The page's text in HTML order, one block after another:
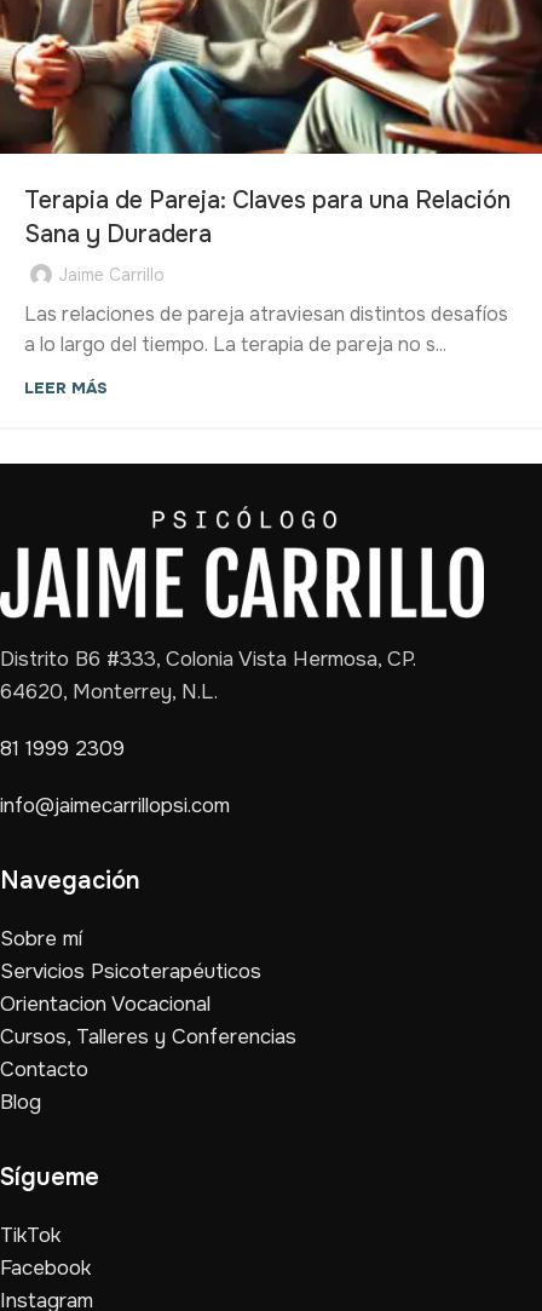
Terapia de Pareja: Claves para una Relación
Sana y Duradera
Jaime Carrillo
Las relaciones de pareja atraviesan distintos desafíos
a lo largo del tiempo. La terapia de pareja no s...
LEER MÁS
Distrito B6 #333, Colonia Vista Hermosa, CP.
64620, Monterrey, N.L.
81 1999 2309
info@jaimecarrillopsi.com
Navegación
Sobre mí
Servicios Psicoterapéuticos
Orientacion Vocacional
Cursos, Talleres y Conferencias
Contacto
Blog
Sígueme
TikTok
Facebook
Instagram